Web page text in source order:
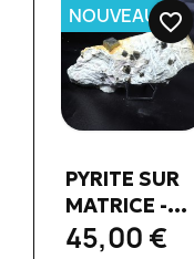
rapide
PYRITE SUR
MATRICE -...
45,00 €
NOUVEAU favorite_border